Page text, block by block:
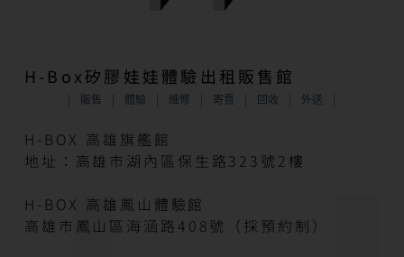
H-Box矽膠娃娃體驗出租販售館
販售 體驗 維修 寄賣 回收 外送
H-BOX 高雄旗艦館
地址：高雄市湖內區保生路323號2樓
H-BOX 高雄鳳山體驗館
高雄市鳳山區海涵路408號（採預約制）